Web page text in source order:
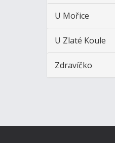
U Mořice
U Zlaté Koule
Zdravíčko